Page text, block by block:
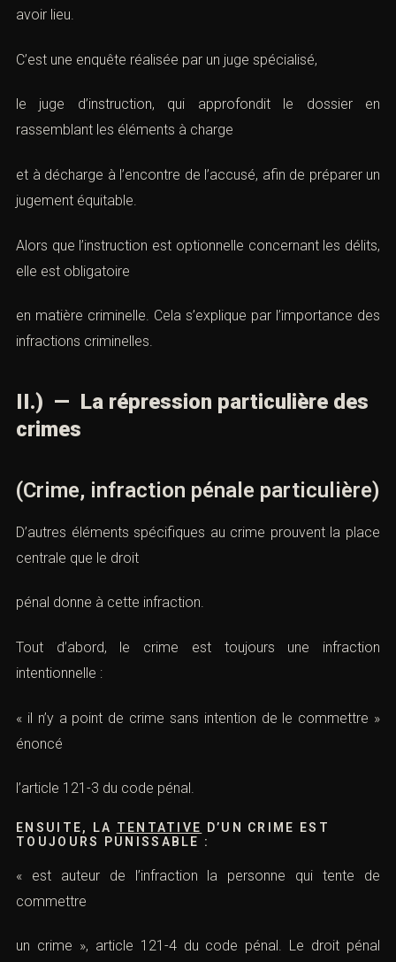
avoir lieu.
C’est une enquête réalisée par un juge spécialisé,
le juge d’instruction, qui approfondit le dossier en
rassemblant les éléments à charge
et à décharge à l’encontre de l’accusé, afin de préparer un
jugement équitable.
Alors que l’instruction est optionnelle concernant les délits,
elle est obligatoire
en matière criminelle. Cela s’explique par l’importance des
infractions criminelles.
II.) — La répression particulière des
crimes
(Crime, infraction pénale particulière)
D’autres éléments spécifiques au crime prouvent la place
centrale que le droit
pénal donne à cette infraction.
Tout d’abord, le crime est toujours une infraction
intentionnelle :
« il n’y a point de crime sans intention de le commettre »
énoncé
l’article 121-3 du code pénal.
ENSUITE, LA TENTATIVE
D’UN CRIME EST
TOUJOURS PUNISSABLE :
« est auteur de l’infraction la personne qui tente de
commettre
un crime », article 121-4 du code pénal . Le droit pénal